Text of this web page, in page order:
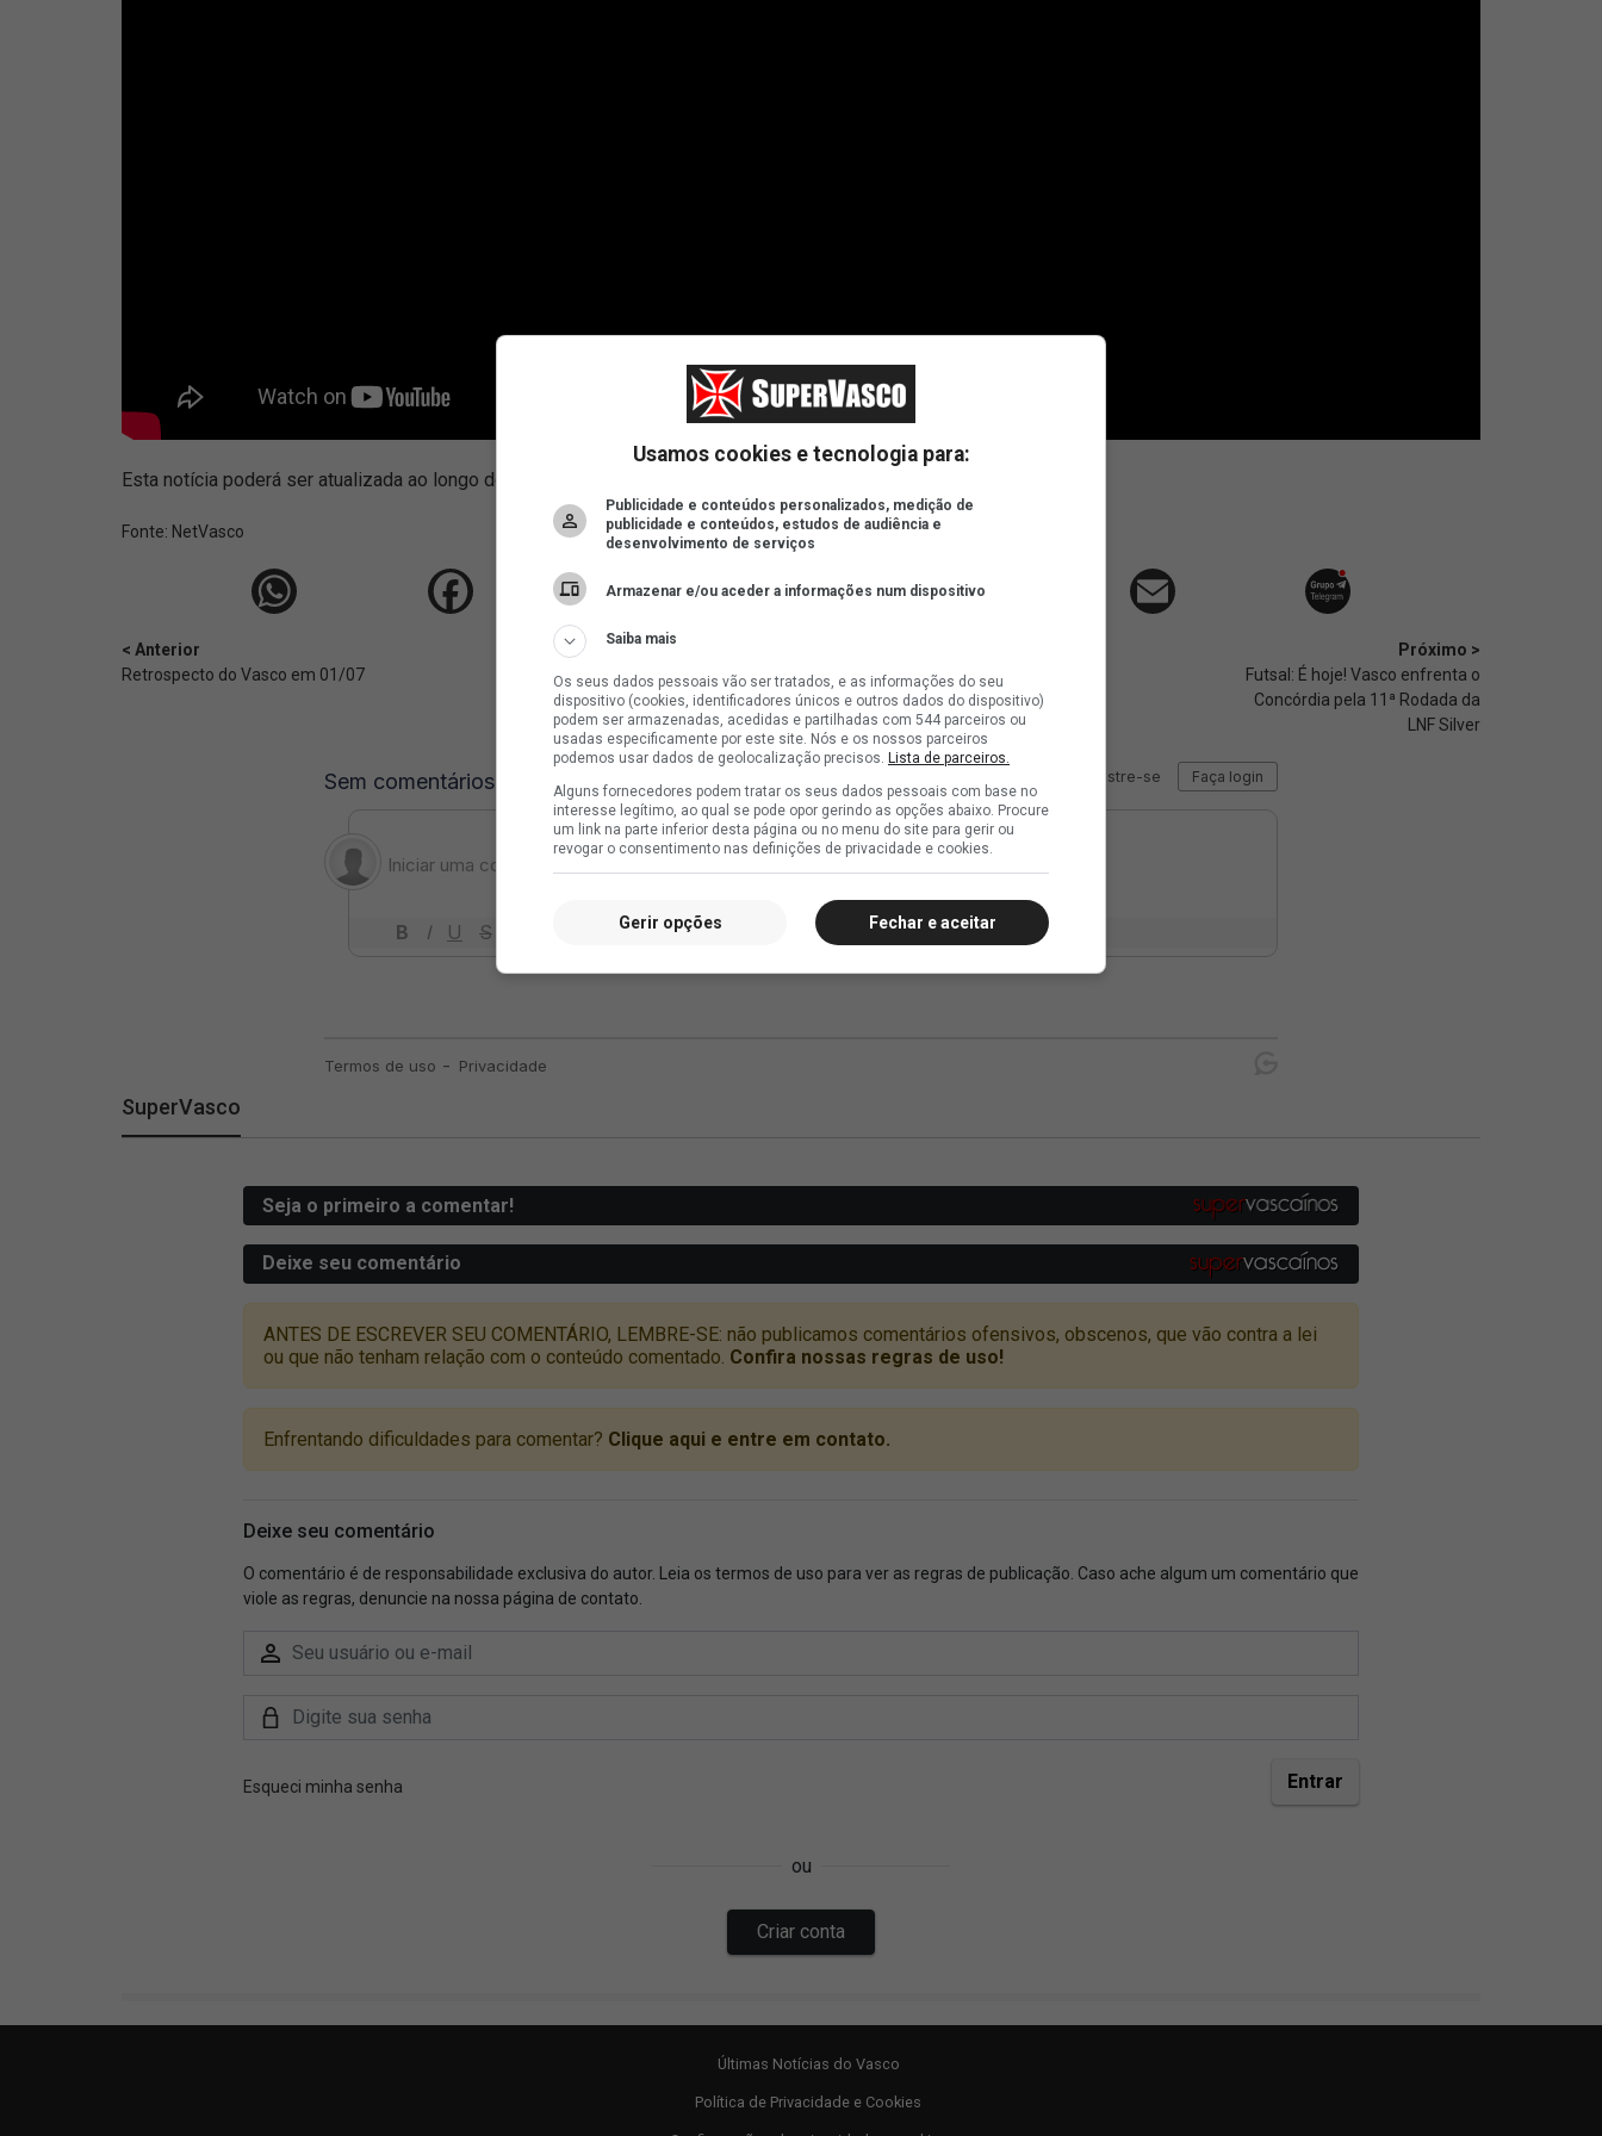
Esta notícia poderá ser atualizada ao longo do dia caso surjam novas transmissões.
Fonte: NetVasco
< Anterior
Retrospecto do Vasco em 01/07
Próximo >
Futsal: É hoje! Vasco enfrenta o
Concórdia pela 11ª Rodada da
LNF Silver
SuperVasco
Últimas Notícias do Vasco
Política de Privacidade e Cookies
Usamos cookies e tecnologia para:
Publicidade e conteúdos personalizados, medição de
publicidade e conteúdos, estudos de audiência e
desenvolvimento de serviços
Armazenar e/ou aceder a informações num dispositivo
Saiba mais
Os seus dados pessoais vão ser tratados, e as informações do seu
dispositivo (cookies, identificadores únicos e outros dados do dispositivo)
podem ser armazenadas, acedidas e partilhadas com 544 parceiros ou
usadas especificamente por este site. Nós e os nossos parceiros
podemos usar dados de geolocalização precisos. Lista de parceiros.
Alguns fornecedores podem tratar os seus dados pessoais com base no
interesse legítimo, ao qual se pode opor gerindo as opções abaixo. Procure
um link na parte inferior desta página ou no menu do site para gerir ou
revogar o consentimento nas definições de privacidade e cookies.
Fechar e aceitar
Gerir opções